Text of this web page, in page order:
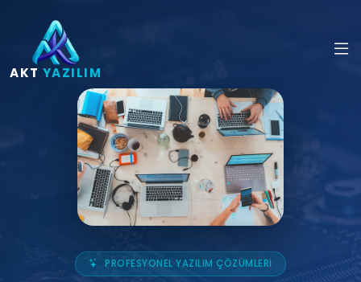
AKT YAZILIM
PROFESYONEL YAZILIM ÇÖZÜMLERİ